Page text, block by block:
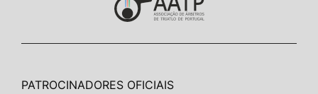
PATROCINADORES OFICIAIS